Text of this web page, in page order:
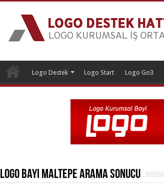
Logo Destek Logo Start Logo Go3
Logo Bayi MaltepeArama Sonucu